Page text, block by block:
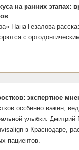
на ранних этапах:
Нана Гезалова
с
экспертное
особенно важен,
улыбки. Дмитрий
в Краснодаре,
пациентов.